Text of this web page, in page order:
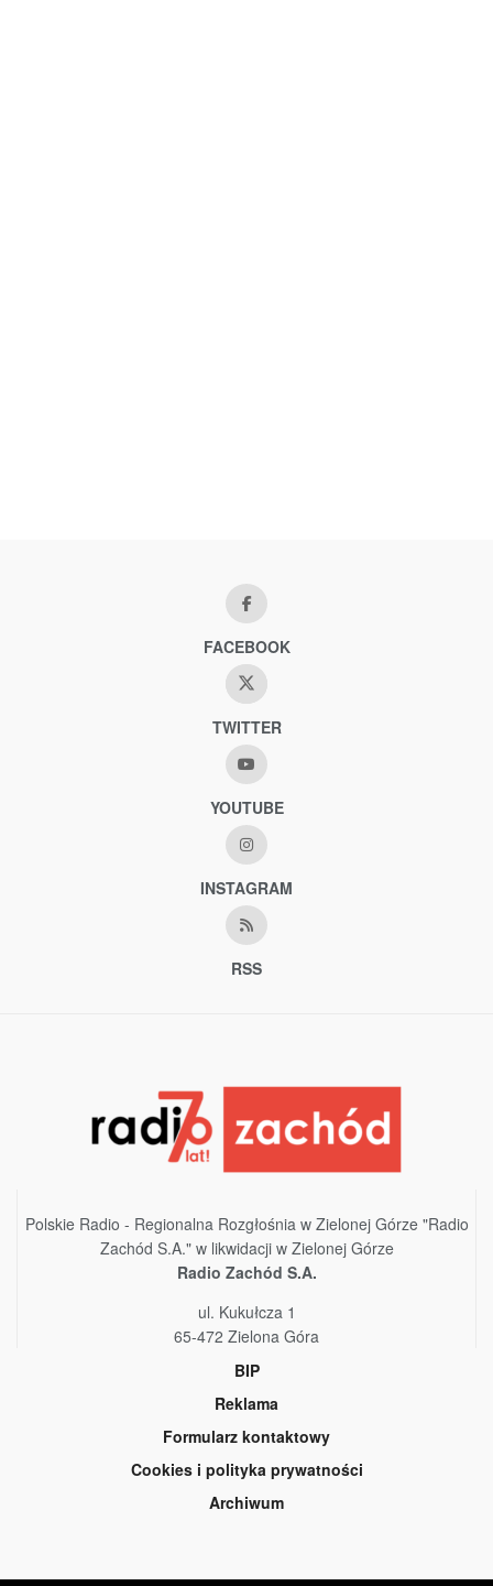
FACEBOOK
TWITTER
YOUTUBE
INSTAGRAM
RSS
Polskie Radio - Regionalna Rozgłośnia w Zielonej Górze "Radio
Zachód S.A." w likwidacji w Zielonej Górze
Radio Zachód S.A.
ul. Kukułcza 1
65-472 Zielona Góra
BIP
Reklama
Formularz kontaktowy
Cookies i polityka prywatności
Archiwum